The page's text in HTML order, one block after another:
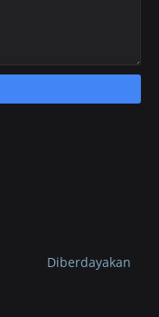
Diberdayakan